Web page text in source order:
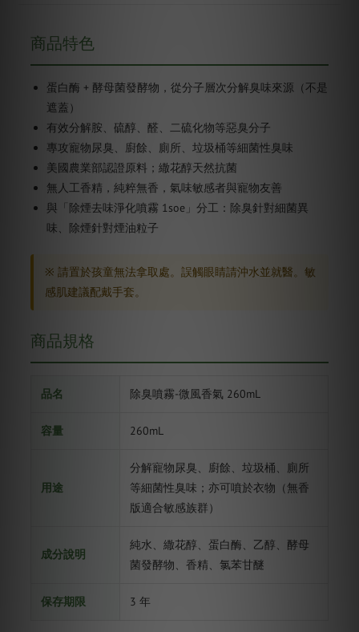
商品特色
蛋白酶 + 酵母菌發酵物，從分子層次分解臭味來源（不是
遮蓋）
有效分解胺、硫醇、醛、二硫化物等惡臭分子
專攻寵物尿臭、廚餘、廁所、垃圾桶等細菌性臭味
美國農業部認證原料；繖花醇天然抗菌
無人工香精，純粹無香，氣味敏感者與寵物友善
與「除煙去味淨化噴霧 1soe」分工：除臭針對細菌異
味、除煙針對煙油粒子
※ 請置於孩童無法拿取處。誤觸眼睛請沖水並就醫。敏
感肌建議配戴手套。
商品規格
品名 除臭噴霧-微風香氣 260mL
容量 260mL
用途
分解寵物尿臭、廚餘、垃圾桶、廁所
等細菌性臭味；亦可噴於衣物（無香
版適合敏感族群）
成分說明
純水、繖花醇、蛋白酶、乙醇、酵母
菌發酵物、香精、氯苯甘醚
保存期限 3 年